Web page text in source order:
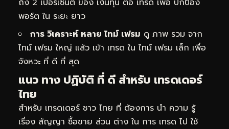
พอร์ต ใน ระยะ ยาว
การ วิเคราะห์ หลาย ไทม์ เฟรม ดู ภาพ รวม จาก
ไทม์ เฟรม ใหญ่ แล้ว เข้า เทรด ใน ไทม์ เฟรม เล็ก เพื่อ
จังหวะ ที่ ดี ที่ สุด
แนว ทาง ปฏิบัติ ที่ ดี สำหรับ เทรดเดอร์
ไทย
สำหรับ เทรดเดอร์ ชาว ไทย ที่ ต้องการ นำ ความ รู้
เรื่อง สัญญา ซื้อขาย ส่วน ต่าง ใน การ เทรด ไป ใช้